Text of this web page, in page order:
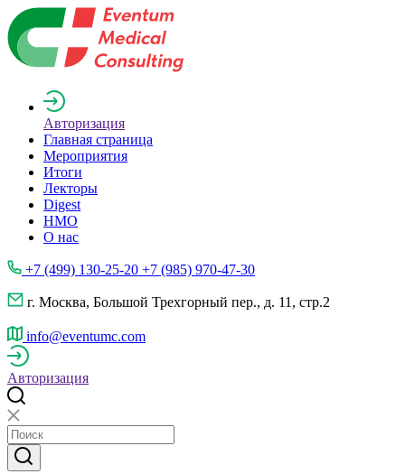
Авторизация
Главная страница
Мероприятия
Итоги
Лекторы
Digest
НМО
О нас
+7 (499) 130-25-20 +7 (985) 970-47-30
г. Москва, Большой Трехгорный пер., д. 11, стр.2
info@eventumc.com
Авторизация